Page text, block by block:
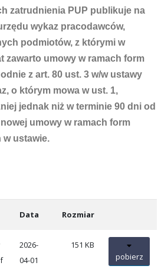
zatrudnienia PUP publikuje na
wykaz pracodawców,
podmiotów, z którymi w
zawarto umowy w ramach form
z art. 80 ust. 3 w/w ustawy
o którym mowa w ust. 1,
jednak niż w terminie 90 dni od
umowy w ramach form
ustawie.
Data Rozmiar
2026-
04-01
151 KB
pobierz